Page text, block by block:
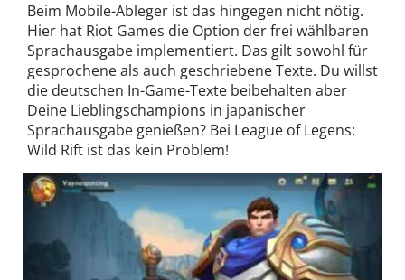
Beim Mobile-Ableger ist das hingegen nicht nötig.
Hier hat Riot Games die Option der frei wählbaren
Sprachausgabe implementiert. Das gilt sowohl für
gesprochene als auch geschriebene Texte. Du willst
die deutschen In-Game-Texte beibehalten aber
Deine Lieblingschampions in japanischer
Sprachausgabe genießen? Bei League of Legens:
Wild Rift ist das kein Problem!